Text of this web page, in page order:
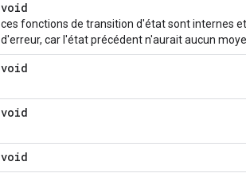
void
ces fonctions de transition d'état sont internes
d'erreur, car l'état précédent n'aurait aucun
void
void
void